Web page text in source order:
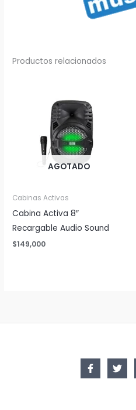
Productos relacionados
AGOTADO
Cabinas Activas
Cabina Activa 8″
Recargable Audio Sound
$149,000